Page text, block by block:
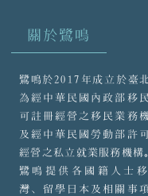
關於鷺鳴
鷺鳴於2017年成立於臺北
為經中華民國內政部移
可註冊經營之移民業務機
及經中華民國勞動部許
經營之私立就業服務機構
鷺鳴提供各國籍人士
灣、留學日本及相關事